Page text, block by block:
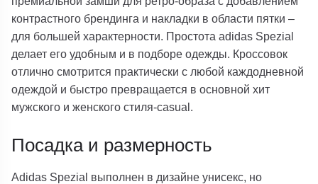
контрастного брендинга и накладки в области пятки –
для большей характерности. Простота adidas Spezial
делает его удобным и в подборе одежды. Кроссовок
отлично смотрится практически с любой каждодневной
одеждой и быстро превращается в основной хит
мужского и женского стиля-casual.
Посадка и размерность
Adidas Spezial выполнен в дизайне унисекс, но